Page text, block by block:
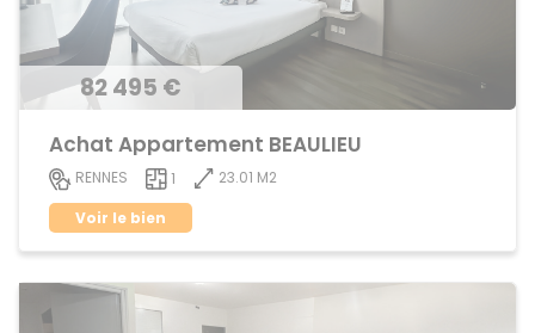
82 495 €
Achat Appartement BEAULIEU
RENNES 1
23.01 M2
Voir le bien